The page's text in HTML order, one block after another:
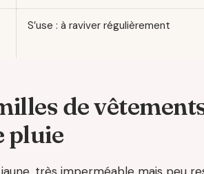
S’use : à raviver régulièrement
de
pluie